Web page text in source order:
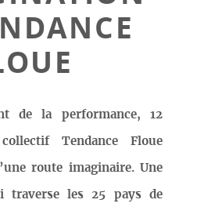
de la performance, 12
Tendance Floue
route imaginaire. Une
traverse les 25 pays de